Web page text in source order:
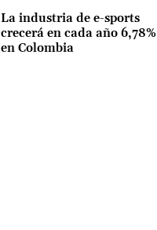
La industria de e-sports
crecerá en cada año 6,78%
en Colombia